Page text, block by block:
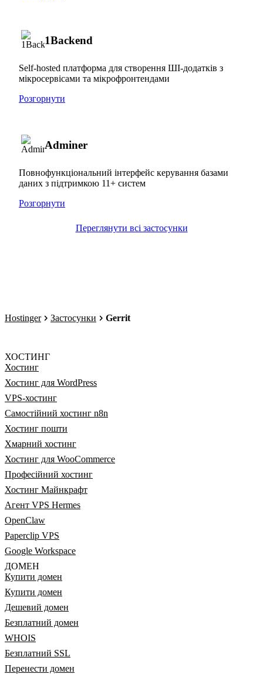
1Backend
Self-hosted платформа для створення ШІ-додатків з
мікросервісами та мікрофронтендами
Розгорнути
Adminer
Повнофункціональний інтерфейс керування базами
даних з підтримкою 11+ систем
Розгорнути
Переглянути всі застосунки
Hostinger Застосунки Gerrit
ХОСТИНГ
Хостинг
Хостинг для WordPress
VPS-хостинг
Самостійний хостинг n8n
Хостинг пошти
Хмарний хостинг
Хостинг для WooCommerce
Професійний хостинг
Хостинг Майнкрафт
Агент VPS Hermes
OpenClaw
Paperclip VPS
Google Workspace
ДОМЕН
Купити домен
Купити домен
Дешевий домен
Безплатний домен
WHOIS
Безплатний SSL
Перенести домен